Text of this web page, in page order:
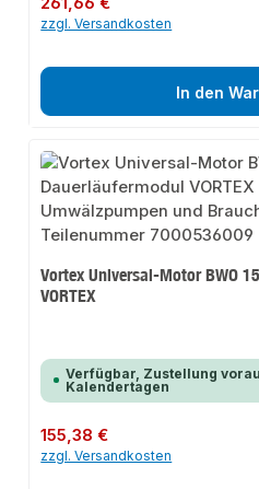
zzgl. Versandkosten
In den
Vortex Universal-Motor BWO
VORTEX
Verfügbar, Zustellung
Kalendertagen
Regulärer Preis:
155,38 €
zzgl. Versandkosten